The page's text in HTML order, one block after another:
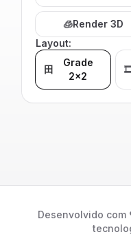
🧊Render 3D
Layout:
田
Grade
2x2
Desenvolvido